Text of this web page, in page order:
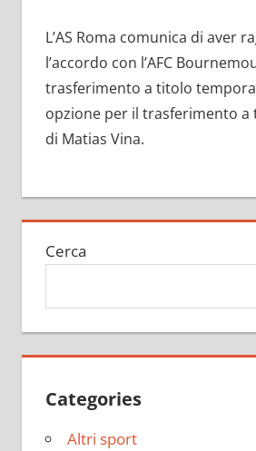
L’AS Roma comunica di aver
l’accordo con l’AFC
trasferimento a titolo
opzione per il trasferimento
di Matias Vina.
Cerca
Categories
Altri sport